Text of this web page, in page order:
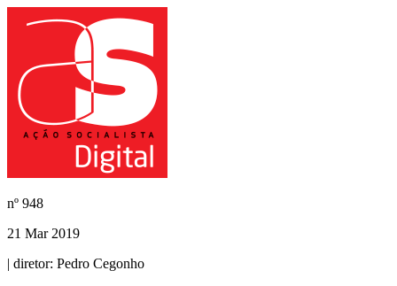
nº 948
21 Mar 2019
| diretor: Pedro Cegonho